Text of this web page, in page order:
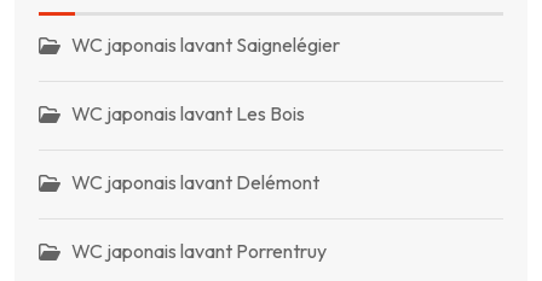
WC japonais lavant Saignelégier
WC japonais lavant Les Bois
WC japonais lavant Delémont
WC japonais lavant Porrentruy